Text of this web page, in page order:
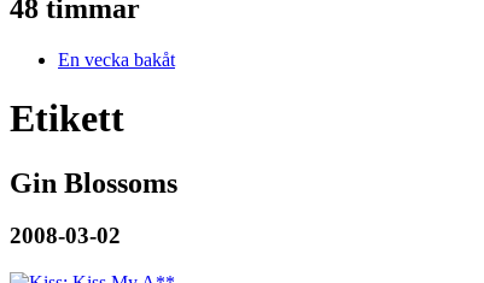
48 timmar
En vecka bakåt
Etikett
Gin Blossoms
2008-03-02